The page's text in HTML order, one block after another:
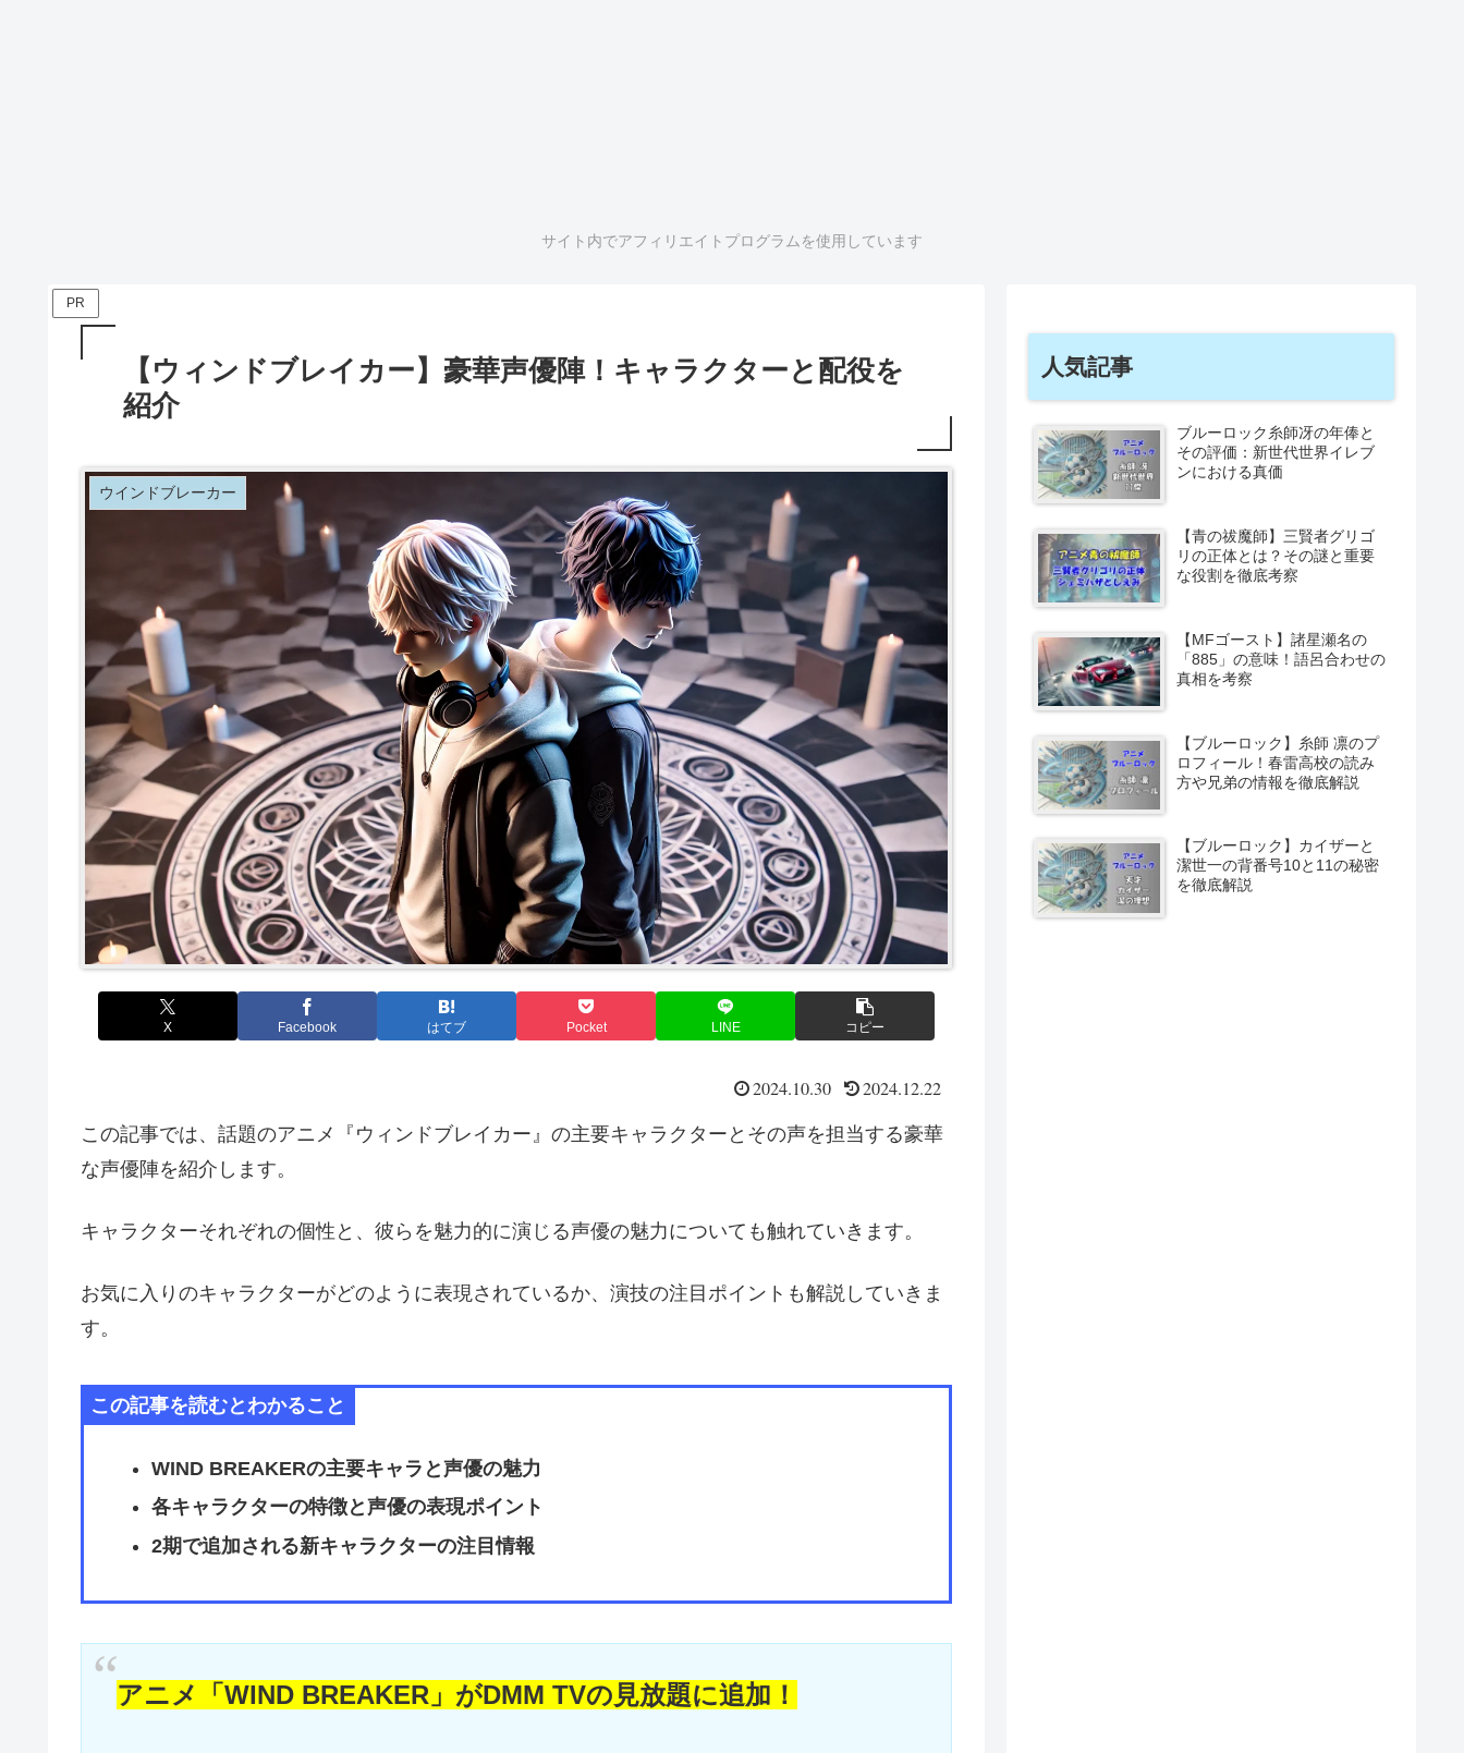
サイト内でアフィリエイトプログラムを使用しています
PR
【ウィンドブレイカー】豪華声優陣！キャラクターと配役を
紹介
ウインドブレーカー
X Facebook はてブ Pocket LINE コピー
2024.10.30 2024.12.22
この記事では、話題のアニメ『ウィンドブレイカー』の主要キャラクターとその声を担当する豪華
な声優陣を紹介します。
キャラクターそれぞれの個性と、彼らを魅力的に演じる声優の魅力についても触れていきます。
お気に入りのキャラクターがどのように表現されているか、演技の注目ポイントも解説していきま
す。
この記事を読むとわかること
WIND BREAKERの主要キャラと声優の魅力
各キャラクターの特徴と声優の表現ポイント
2期で追加される新キャラクターの注目情報
アニメ「WIND BREAKER」がDMM TVの見放題に追加！
人気記事
ブルーロック糸師冴の年俸と
その評価：新世代世界イレブ
ンにおける真価
【青の祓魔師】三賢者グリゴ
リの正体とは？その謎と重要
な役割を徹底考察
【MFゴースト】諸星瀬名の
「885」の意味！語呂合わせの
真相を考察
【ブルーロック】糸師 凛のプ
ロフィール！春雷高校の読み
方や兄弟の情報を徹底解説
【ブルーロック】カイザーと
潔世一の背番号10と11の秘密
を徹底解説